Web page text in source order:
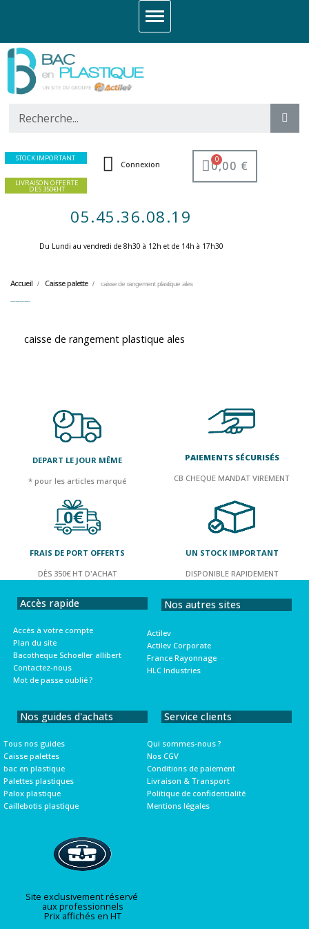
STOCK IMPORTANT
LIVRAISON OFFERTE
DES 350€HT
Connexion 0,00 €
05.45.36.08.19
Du Lundi au vendredi de 8h30 à 12h et de 14h à 17h30 ​
Accueil Caisse palette caisse de rangement plastique ales
caisse de rangement plastique ales
DEPART LE JOUR MÊME
* pour les articles marqué
PAIEMENTS SÉCURISÉS
CB CHEQUE MANDAT VIREMENT
FRAIS DE PORT OFFERTS
DÈS 350€ HT D'ACHAT
UN STOCK IMPORTANT
DISPONIBLE RAPIDEMENT
Accès rapide
Accès à votre compte
Plan du site
Bacotheque Schoeller allibert
Contactez-nous
Mot de passe oublié ?
Nos autres sites
Actilev
Actilev Corporate
France Rayonnage
HLC Industries
Nos guides d'achats
Tous nos guides
Caisse palettes
bac en plastique
Palettes plastiques
Palox plastique
Caillebotis plastique
Service clients
Qui sommes-nous ?
Nos CGV
Conditions de paiement
Livraison & Transport
Politique de confidentialité
Mentions légales
Site exclusivement réservé
aux professionnels
Prix affichés en HT